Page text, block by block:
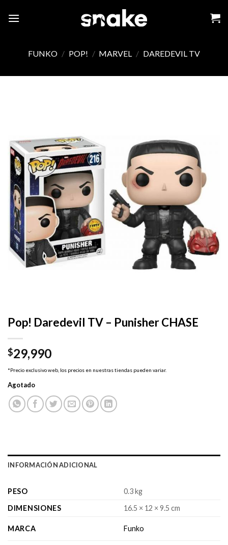
FUNKO / POP! / MARVEL / DAREDEVIL TV
Pop! Daredevil TV – Punisher CHASE
$29,990
*Precio exclusivo web, los precios en nuestras tiendas pueden variar.
Agotado
INFORMACIÓN ADICIONAL
PESO
0.3 kg
DIMENSIONES
16.5 × 12 × 9.5 cm
MARCA Funko